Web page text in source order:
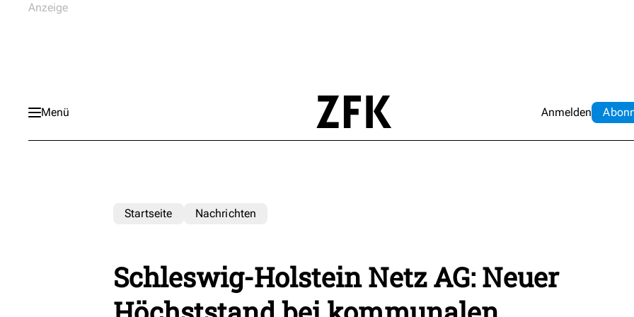
Menü Anmelden Abo
Startseite Nachrichten
Schleswig-Holstein Netz AG: Neuer